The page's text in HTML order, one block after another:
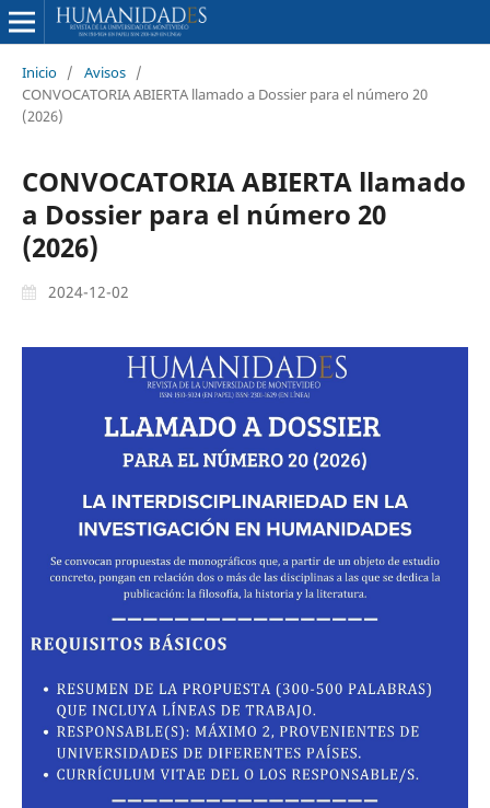
Inicio / Avisos /
CONVOCATORIA ABIERTA llamado a Dossier para el número 20
(2026)
CONVOCATORIA ABIERTA llamado
a Dossier para el número 20
(2026)
2024-12-02